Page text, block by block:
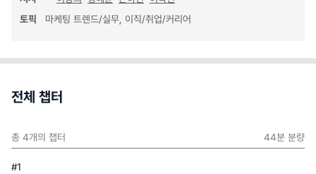
토픽
마케팅 트렌드/실무, 이직/취업/커리어
전체 챕터
총 4개의 챕터 44분 분량
#1